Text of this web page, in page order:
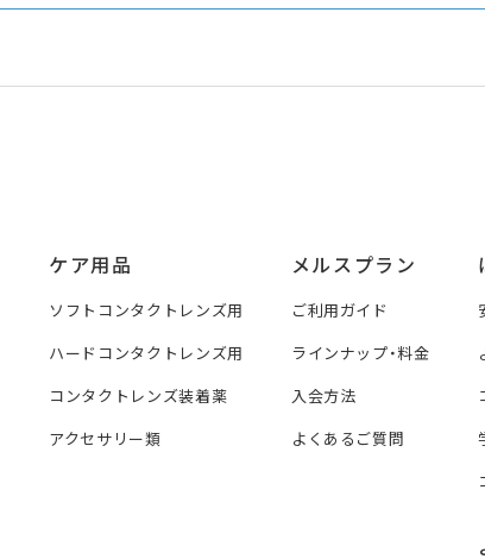
ケア用品
ソフトコンタクトレンズ用
ハードコンタクトレンズ用
コンタクトレンズ装着薬
アクセサリー類
メルスプラン
ご利用ガイド
ラインナップ・料金
入会方法
よくあるご質問